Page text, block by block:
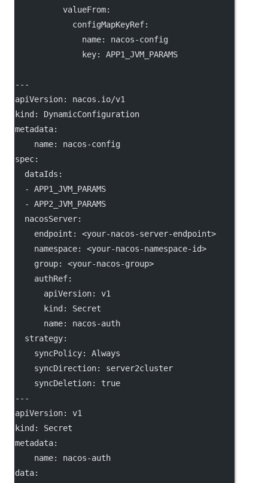
valueFrom:
configMapKeyRef:
name: nacos-config
key: APP1_JVM_PARAMS
---
apiVersion: nacos.io/v1
kind: DynamicConfiguration
metadata:
name: nacos-config
spec:
dataIds :
  -
APP1_JVM_PARAMS
  -
APP2_JVM_PARAMS
nacosServer:
endpoint : <your-nacos-server-endpoint>
namespace: <your-nacos-namespace-id>
group: <your-nacos-group>
authRef:
apiVersion: v1
kind: Secret
name: nacos-auth
strategy:
syncPolicy: Always
syncDirection: server2cluster
syncDeletion: true
---
apiVersion: v1
kind: Secret
metadata:
name: nacos-auth
data: